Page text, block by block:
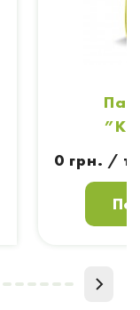
0 грн. /